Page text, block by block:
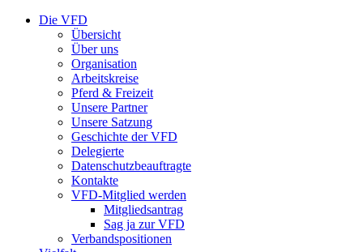
Die VFD
Übersicht
Über uns
Organisation
Arbeitskreise
Pferd & Freizeit
Unsere Partner
Unsere Satzung
Geschichte der VFD
Delegierte
Datenschutzbeauftragte
Kontakte
VFD-Mitglied werden
Mitgliedsantrag
Sag ja zur VFD
Verbandspositionen